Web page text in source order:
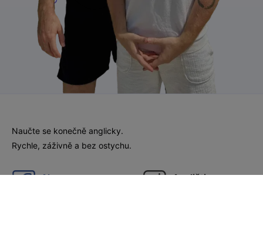
Naučte se konečně anglicky.
Rychle, záživně a bez ostychu.
Akce Angličtina